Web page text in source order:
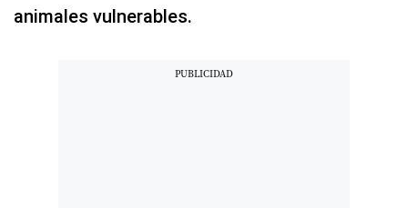
animales vulnerables.